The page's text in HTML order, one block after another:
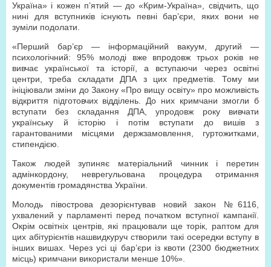
Україна» і кожен п’ятий — до «Крим-Україна», свідчить, що
нині для вступників існують певні бар’єри, яких вони не
зуміли подолати.
«Перший бар’єр — інформаційний вакуум, другий —
психологічний: 95% молоді вже впродовж трьох років не
вивчає української та історії, а вступаючи через освітні
центри, треба складати ДПА з цих предметів. Тому ми
ініціювали зміни до Закону «Про вищу освіту» про можливість
відкриття підготовчих відділень. До них кримчани змогли б
вступати без складання ДПА, упродовж року вивчати
українську й історію і потім вступати до вишів з
гарантованими місцями держзамовлення, гуртожитками,
стипендією.
Також людей зупиняє матеріальний чинник і перетин
адмінкордону, неврегульована процедура отримання
документів громадянства України.
Молодь півострова дезорієнтував новий закон №6116,
ухвалений у парламенті перед початком вступної кампанії.
Окрім освітніх центрів, які працювали ще торік, раптом для
цих абітурієнтів нашвидкуруч створили такі осередки вступу в
інших вишах. Через усі ці бар’єри із квоти (2300 бюджетних
місць) кримчани використали менше 10%».